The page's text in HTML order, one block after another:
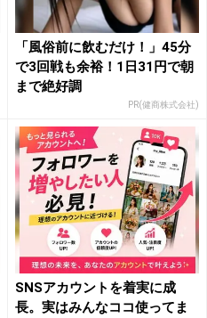
「風俗前に飲むだけ！」45分
で3回戦も余裕！1日31円で朝
まで絶好調
PR(健商株式会社)
SNSアカウントを着実に成
長。実はみんなココ使ってま